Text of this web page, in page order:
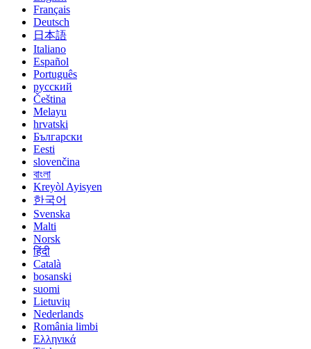
Français
Deutsch
日本語
Italiano
Español
Português
русский
Čeština
Melayu
hrvatski
Български
Eesti
slovenčina
বাংলা
Kreyòl Ayisyen
한국어
Svenska
Malti
Norsk
हिंदी
Català
bosanski
suomi
Lietuvių
Nederlands
România limbi
Ελληνικά